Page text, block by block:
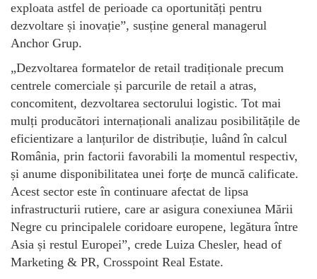
exploata astfel de perioade ca oportunități pentru
dezvoltare și inovație”, susține general managerul
Anchor Grup.
„Dezvoltarea formatelor de retail tradiționale precum
centrele comerciale și parcurile de retail a atras,
concomitent, dezvoltarea sectorului logistic. Tot mai
mulți producători internaționali analizau posibilitățile de
eficientizare a lanțurilor de distribuție, luând în calcul
România, prin factorii favorabili la momentul respectiv,
și anume disponibilitatea unei forțe de muncă calificate.
Acest sector este în continuare afectat de lipsa
infrastructurii rutiere, care ar asigura conexiunea Mării
Negre cu principalele coridoare europene, legătura între
Asia și restul Europei”, crede Luiza Chesler, head of
Marketing & PR, Crosspoint Real Estate.